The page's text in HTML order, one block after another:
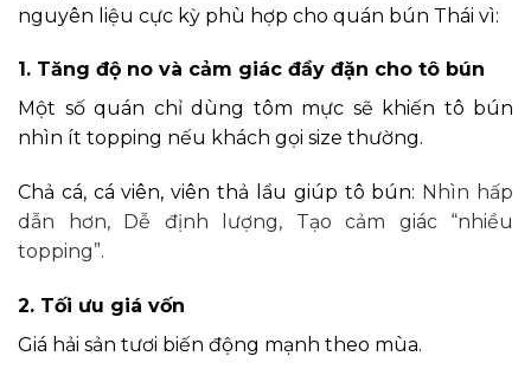
nguyên liệu cực kỳ phù hợp cho quán bún Thái vì:
1. Tăng độ no và cảm giác đầy đặn cho tô bún
Một số quán chỉ dùng tôm mực sẽ khiến tô bún
nhìn ít topping nếu khách gọi size thường.
Chả cá, cá viên, viên thả lẩu giúp tô bún: Nhìn hấp
dẫn hơn, Dễ định lượng, Tạo cảm giác “nhiều
topping”.
2. Tối ưu giá vốn
Giá hải sản tươi biến động mạnh theo mùa.